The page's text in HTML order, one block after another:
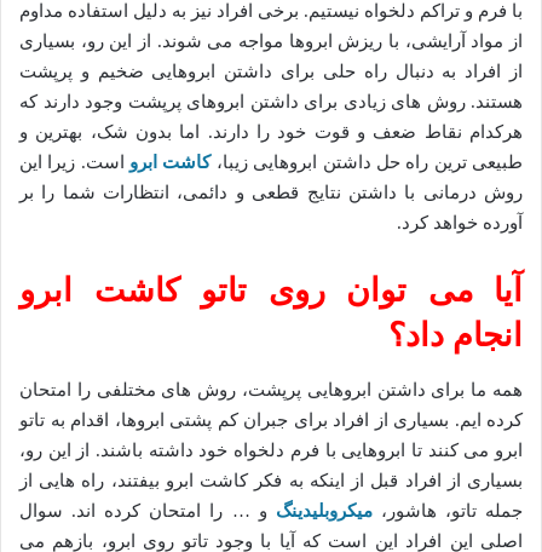
با فرم و تراکم دلخواه نیستیم. برخی افراد نیز به دلیل استفاده مداوم
از مواد آرایشی، با ریزش ابروها مواجه می شوند. از این رو، بسیاری
از افراد به دنبال راه حلی برای داشتن ابروهایی ضخیم و پرپشت
هستند. روش های زیادی برای داشتن ابروهای پرپشت وجود دارند که
هرکدام نقاط ضعف و قوت خود را دارند. اما بدون شک، بهترین و
طبیعی ترین راه حل داشتن ابروهایی زیبا،کاشت ابرو است. زیرا این
روش درمانی با داشتن نتایج قطعی و دائمی، انتظارات شما را بر
آورده خواهد کرد.
آیا می توان روی تاتو کاشت ابرو
انجام داد؟
همه ما برای داشتن ابروهایی پرپشت، روش های مختلفی را امتحان
کرده ایم. بسیاری از افراد برای جبران کم پشتی ابروها، اقدام به تاتو
ابرو می کنند تا ابروهایی با فرم دلخواه خود داشته باشند. از این رو،
بسیاری از افراد قبل از اینکه به فکر کاشت ابرو بیفتند، راه هایی از
جمله تاتو، هاشور،میکروبلیدینگ و … را امتحان کرده اند. سوال
اصلی این افراد این است که آیا با وجود تاتو روی ابرو، بازهم می